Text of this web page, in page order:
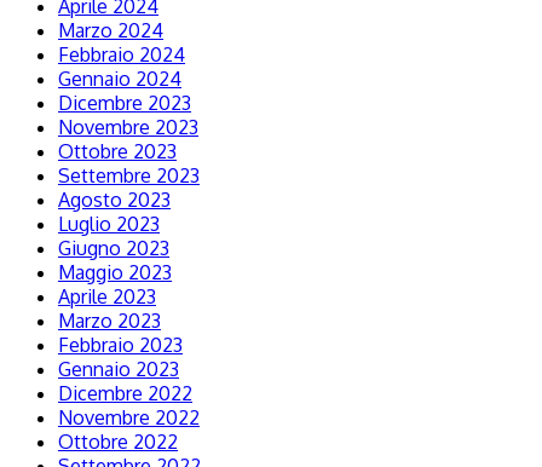
Aprile 2024
Marzo 2024
Febbraio 2024
Gennaio 2024
Dicembre 2023
Novembre 2023
Ottobre 2023
Settembre 2023
Agosto 2023
Luglio 2023
Giugno 2023
Maggio 2023
Aprile 2023
Marzo 2023
Febbraio 2023
Gennaio 2023
Dicembre 2022
Novembre 2022
Ottobre 2022